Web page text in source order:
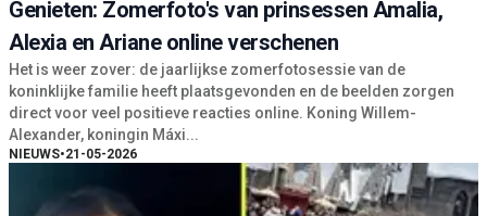
Genieten: Zomerfoto's van prinsessen Amalia,
Alexia en Ariane online verschenen
Het is weer zover: de jaarlijkse zomerfotosessie van de
koninklijke familie heeft plaatsgevonden en de beelden zorgen
direct voor veel positieve reacties online. Koning Willem-
Alexander, koningin Máxi...
NIEUWS•21-05-2026